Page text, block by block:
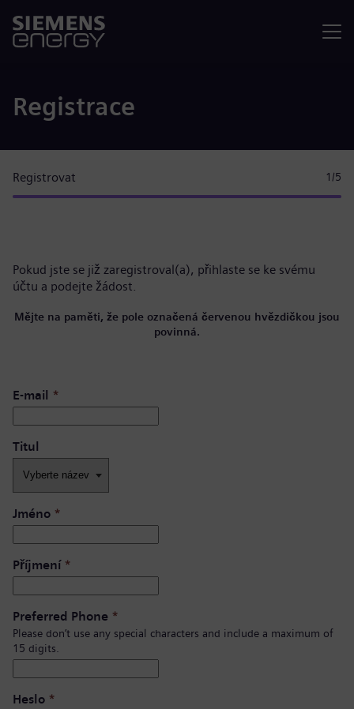
Registrace
Registrovat 1 /5
Pokud jste se již zaregistroval(a), přihlaste se ke svému
účtu a podejte žádost.
Mějte na paměti, že pole označená červenou hvězdičkou jsou
povinná.
E-mail *
Titul
Jméno *
Příjmení*
Preferred Phone *
Please don’t use any special characters and include a maximum of
15 digits.
Heslo *